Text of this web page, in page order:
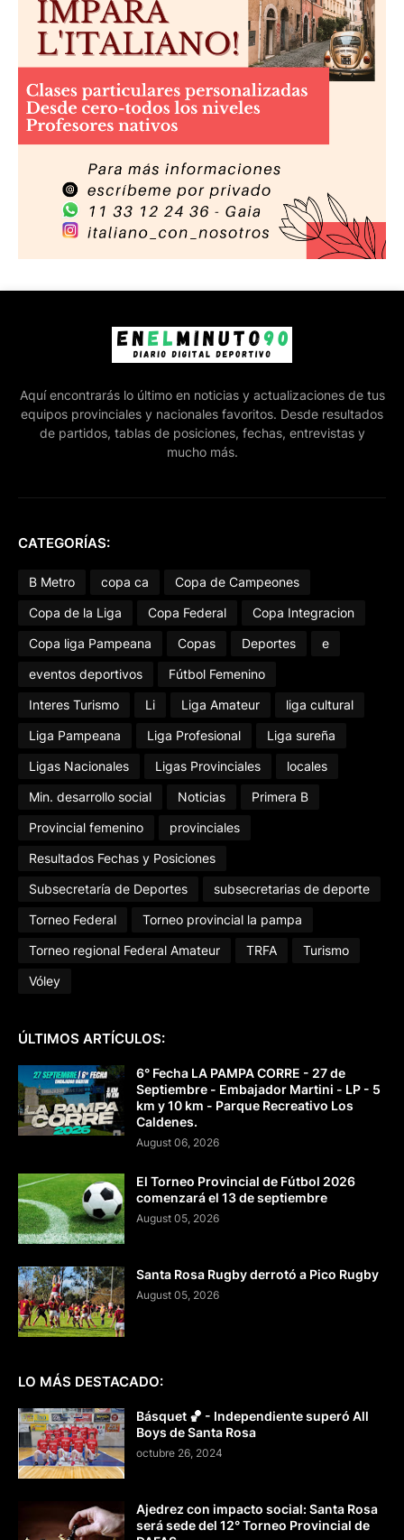
Aquí encontrarás lo último en noticias y actualizaciones de tus
equipos provinciales y nacionales favoritos. Desde resultados
de partidos, tablas de posiciones, fechas, entrevistas y
mucho más.
CATEGORÍAS:
B Metro copa ca
Copa de Campeones
Copa de la Liga
Copa Federal
Copa Integracion
Copa liga Pampeana
Copas Deportes
e
eventos deportivos
Fútbol Femenino
Interes Turismo
Li Liga Amateur
liga cultural
Liga Pampeana
Liga Profesional
Liga sureña
Ligas Nacionales
Ligas Provinciales
locales
Min. desarrollo social
Noticias
Primera B
Provincial femenino
provinciales
Resultados Fechas y Posiciones
Subsecretaría de Deportes
subsecretarias de deporte
Torneo Federal
Torneo provincial la pampa
Torneo regional Federal Amateur
TRFA
Turismo
Vóley
ÚLTIMOS ARTÍCULOS:
6° Fecha LA PAMPA CORRE - 27 de
Septiembre - Embajador Martini - LP - 5
km y 10 km - Parque Recreativo Los
Caldenes.
August 06, 2026
El Torneo Provincial de Fútbol 2026
comenzará el 13 de septiembre
August 05, 2026
Santa Rosa Rugby derrotó a Pico Rugby
August 05, 2026
LO MÁS DESTACADO:
Básquet 🏀 - Independiente superó All
Boys de Santa Rosa
octubre 26, 2024
Ajedrez con impacto social: Santa Rosa
será sede del 12° Torneo Provincial de